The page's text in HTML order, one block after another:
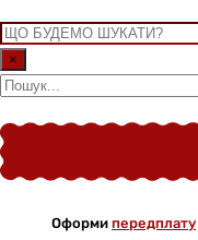
×
Оформи передплату